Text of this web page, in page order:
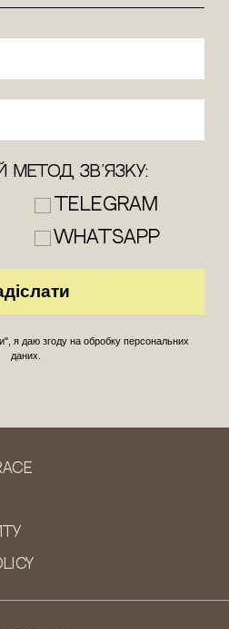
метод зв’язку:
Telegram
WhatsApp
я даю згоду на обробку персональних
даних.